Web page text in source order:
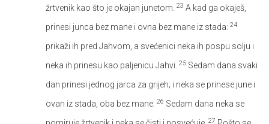
žrtvenik kao što je okajan junetom. 23 A kad ga okaješ,
prinesi junca bez mane i ovna bez mane iz stada: 24
prikaži ih pred Jahvom, a svećenici neka ih pospu solju i
neka ih prinesu kao paljenicu Jahvi. 25 Sedam dana svaki
dan prinesi jednog jarca za grijeh; i neka se prinese june i
ovan iz stada, oba bez mane. 26 Sedam dana neka se
27